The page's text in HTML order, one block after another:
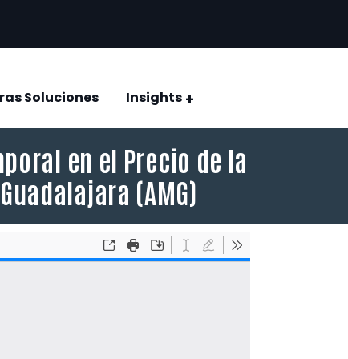
Soluciones Insights
en el Precio de la
(AMG)